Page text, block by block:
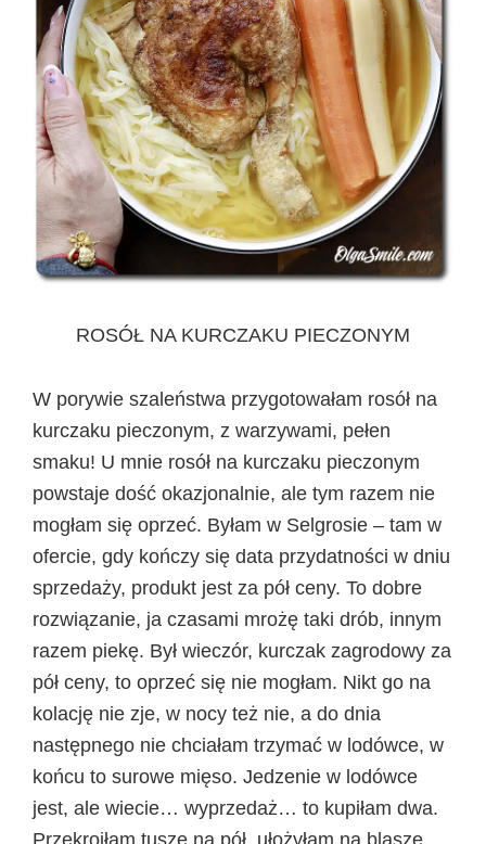
ROSÓŁ NA KURCZAKU PIECZONYM
W porywie szaleństwa przygotowałam rosół na
kurczaku pieczonym, z warzywami, pełen
smaku! U mnie rosół na kurczaku pieczonym
powstaje dość okazjonalnie, ale tym razem nie
mogłam się oprzeć. Byłam w Selgrosie – tam w
ofercie, gdy kończy się data przydatności w dniu
sprzedaży, produkt jest za pół ceny. To dobre
rozwiązanie, ja czasami mrożę taki drób, innym
razem piekę. Był wieczór, kurczak zagrodowy za
pół ceny, to oprzeć się nie mogłam. Nikt go na
kolację nie zje, w nocy też nie, a do dnia
następnego nie chciałam trzymać w lodówce, w
końcu to surowe mięso. Jedzenie w lodówce
jest, ale wiecie… wyprzedaż… to kupiłam dwa.
Przekroiłam tusze na pół, ułożyłam na blasze,